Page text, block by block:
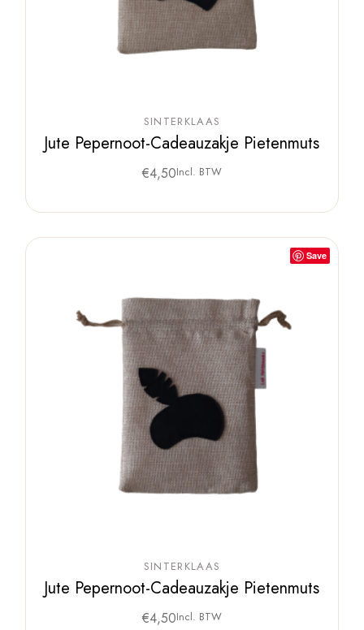
SINTERKLAAS
Jute Pepernoot-Cadeauzakje Pietenmuts
€4,50Incl. BTW
Save
SINTERKLAAS
Jute Pepernoot-Cadeauzakje Pietenmuts
€4,50Incl. BTW